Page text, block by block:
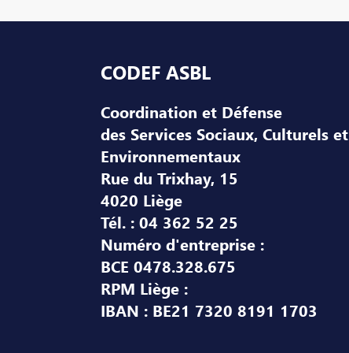
Pied de page
CODEF ASBL
Coordination et Défense
des Services Sociaux, Culturels et
Environnementaux
Rue du Trixhay, 15
4020 Liège
Tél. : 04 362 52 25
Numéro d'entreprise :
BCE 0478.328.675
RPM Liège :
IBAN : BE21 7320 8191 1703